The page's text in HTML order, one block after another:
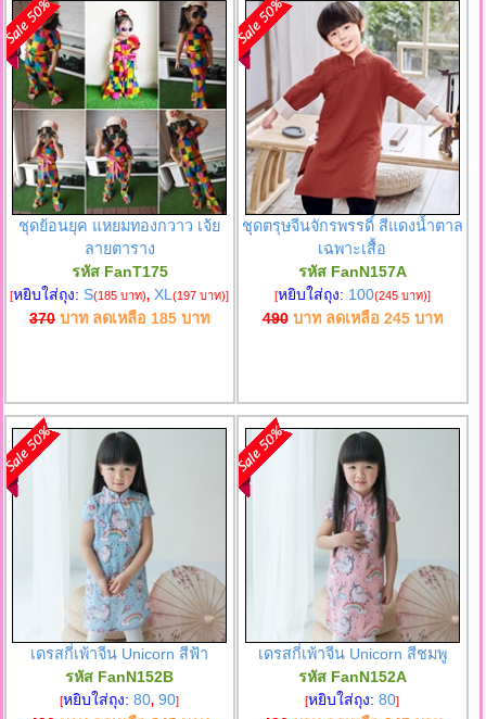
ชุดย้อนยุค แหยมทองกวาว เจ้ย
ลายตาราง
รหัส FanT175
[หยิบใส่ถุง: S(185 บาท), XL(197 บาท)]
370บาท ลดเหลือ 185 บาท
ชุดตรุษจีนจักรพรรดิ์ สีแดงน้ำตาล
เฉพาะเสื้อ
รหัส FanN157A
[หยิบใส่ถุง: 100(245 บาท)]
490บาท ลดเหลือ 245บาท
เดรสกี่เพ้าจีน Unicorn สีฟ้า
รหัส FanN152B
[หยิบใส่ถุง:80, 90]
เดรสกี่เพ้าจีน Unicorn สีชมพู
รหัส FanN152A
[หยิบใส่ถุง:80]